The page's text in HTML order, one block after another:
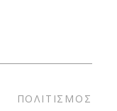
ΠΟΛΙΤΙΣΜΟΣ